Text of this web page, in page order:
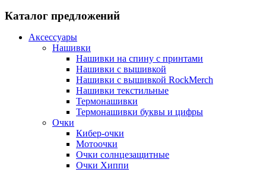
Каталог предложений
Аксессуары
Нашивки
Нашивки на спину с принтами
Нашивки с вышивкой
Нашивки с вышивкой RockMerch
Нашивки текстильные
Термонашивки
Термонашивки буквы и цифры
Очки
Кибер-очки
Мотоочки
Очки солнцезащитные
Очки Хиппи